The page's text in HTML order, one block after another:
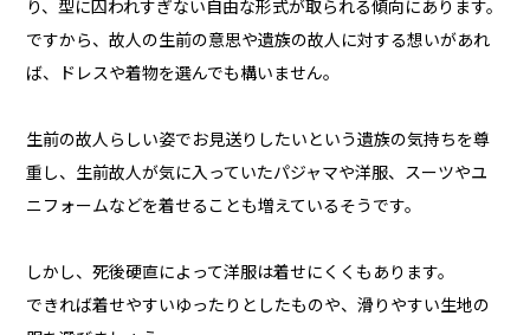
り、型に囚われすぎない自由な形式が取られる傾向にあります。
ですから、故人の生前の意思や遺族の故人に対する想いがあれ
ば、ドレスや着物を選んでも構いません。
生前の故人らしい姿でお見送りしたいという遺族の気持ちを尊
重し、生前故人が気に入っていたパジャマや洋服、スーツやユ
ニフォームなどを着せることも増えているそうです。
しかし、死後硬直によって洋服は着せにくくもあります。
できれば着せやすいゆったりとしたものや、滑りやすい生地の